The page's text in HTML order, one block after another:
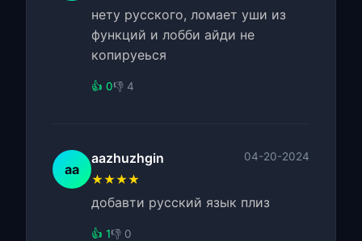
нету русского, ломает уши из
функций и лобби айди не
копируеься
👍 0👎 4
aa
aazhuzhgin 04-20-2024
★★★★
добавти русский язык плиз
👍 1👎 0